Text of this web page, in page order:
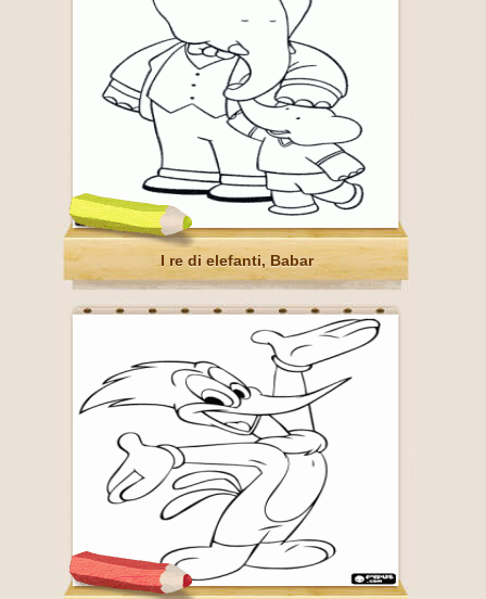
I re di elefanti, Babar